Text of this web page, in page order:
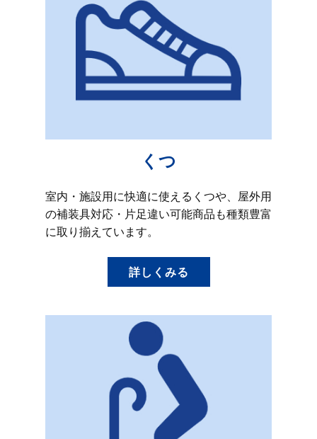
くつ
室内・施設用に快適に使えるくつや、屋外用
の補装具対応・片足違い可能商品も種類豊富
に取り揃えています。
詳しくみる